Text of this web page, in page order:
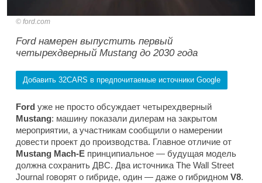
ford.com
Ford намерен выпустить первый
четырехдверный Mustang до 2030 года
Добавить 32CARS в предпочитаемые источники Google
Ford уже не просто обсуждает четырехдверный
Mustang: машину показали дилерам на закрытом
мероприятии, а участникам сообщили о намерении
довести проект до производства. Главное отличие от
Mustang Mach-E принципиальное — будущая модель
должна сохранить ДВС. Два источника The Wall Street
Journal говорят о гибриде, один — даже о гибридном V8.